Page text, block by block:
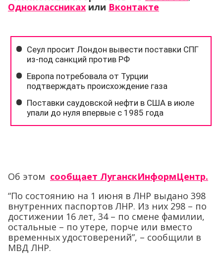
Одноклассниках или Вконтакте
Об этом сообщает ЛуганскИнформЦентр.
“По состоянию на 1 июня в ЛНР выдано 398
внутренних паспортов ЛНР. Из них 298 – по
достижении 16 лет, 34 – по смене фамилии,
остальные – по утере, порче или вместо
временных удостоверений”, – сообщили в
МВД ЛНР.